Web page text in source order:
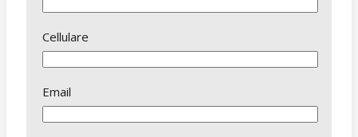
Cellulare
Email